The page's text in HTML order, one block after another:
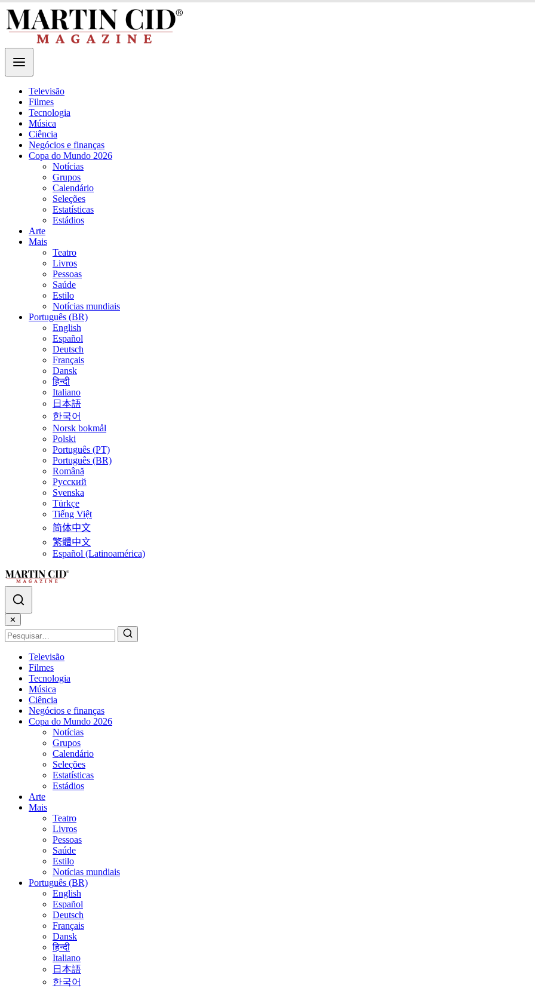
Televisão
Filmes
Tecnologia
Música
Ciência
Negócios e finanças
Copa do Mundo 2026
Notícias
Grupos
Calendário
Seleções
Estatísticas
Estádios
Arte
Mais
Teatro
Livros
Pessoas
Saúde
Estilo
Notícias mundiais
Português (BR)
English
Español
Deutsch
Français
Dansk
हिन्दी
Italiano
日本語
한국어
Norsk bokmål
Polski
Português (PT)
Português (BR)
Română
Русский
Svenska
Türkçe
Tiếng Việt
简体中文
繁體中文
Español (Latinoamérica)
✕
Televisão
Filmes
Tecnologia
Música
Ciência
Negócios e finanças
Copa do Mundo 2026
Notícias
Grupos
Calendário
Seleções
Estatísticas
Estádios
Arte
Mais
Teatro
Livros
Pessoas
Saúde
Estilo
Notícias mundiais
Português (BR)
English
Español
Deutsch
Français
Dansk
हिन्दी
Italiano
日本語
한국어